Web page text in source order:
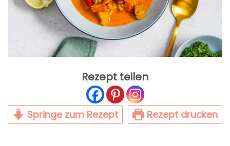
Rezept teilen
Springe zum Rezept Rezept drucken